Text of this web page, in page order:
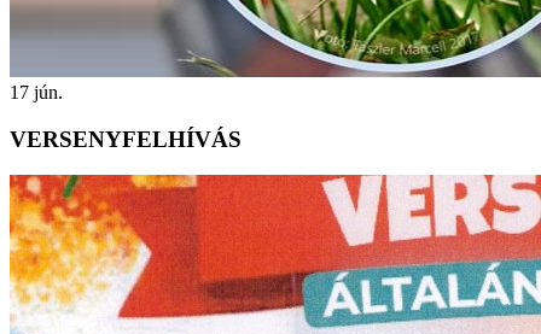
17 jún.
VERSENYFELHÍVÁS